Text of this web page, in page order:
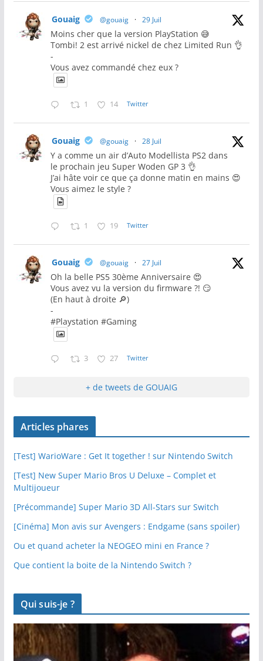
Gouaig @gouaig · 29 Juil
Moins cher que la version PlayStation 😅
Tombi! 2 est arrivé nickel de chez Limited Run 👌
-
Vous avez commandé chez eux ?
1 14 Twitter
Gouaig @gouaig · 28 Juil
Y a comme un air d’Auto Modellista PS2 dans
le prochain jeu Super Woden GP 3 👌
J’ai hâte voir ce que ça donne matin en mains 😍
Vous aimez le style ?
1 19 Twitter
Gouaig @gouaig · 27 Juil
Oh la belle PS5 30ème Anniversaire 😍
Vous avez vu la version du firmware ?! 😏
(En haut à droite 🔎)
-
#Playstation #Gaming
3 27 Twitter
+ de tweets de GOUAIG
Articles phares
[Test] WarioWare : Get It together ! sur Nintendo Switch
[Test] New Super Mario Bros U Deluxe – Complet et
Multijoueur
[Précommande] Super Mario 3D All-Stars sur Switch
[Cinéma] Mon avis sur Avengers : Endgame (sans spoiler)
Ou et quand acheter la NEOGEO mini en France ?
Que contient la boite de la Nintendo Switch ?
Qui suis-je ?